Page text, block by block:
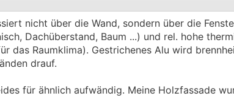
..
nicht über die Wand, sondern über die
Dachüberstand, Baum ...) und rel. hohe
das Raumklima). Gestrichenes Alu wird
drauf.
für ähnlich aufwändig. Meine Holzfassade